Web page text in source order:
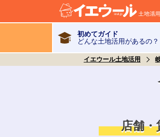
初めてガイド
どんな土地活用があるの？
イエウール土地活用
店舗・